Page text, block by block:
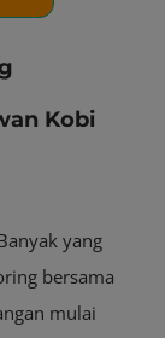
Kobi
yang
bersama
mulai